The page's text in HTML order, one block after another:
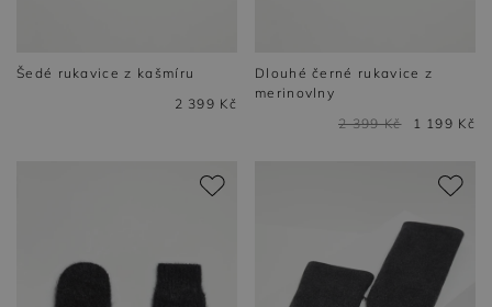
Šedé rukavice z kašmíru
2 399 Kč
Dlouhé černé rukavice z
merinovlny
2 399 Kč
1 199 Kč